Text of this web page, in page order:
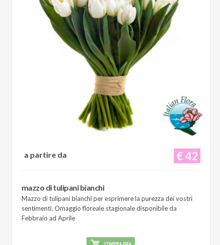
€ 42
a partire da
mazzo di tulipani bianchi
Mazzo di tulipani bianchi per esprimere la purezza dei vostri
sentimenti. Omaggio floreale stagionale disponibile da
Febbraio ad Aprile